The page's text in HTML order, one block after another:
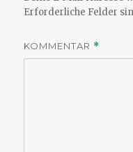
Erforderliche Felder
KOMMENTAR *